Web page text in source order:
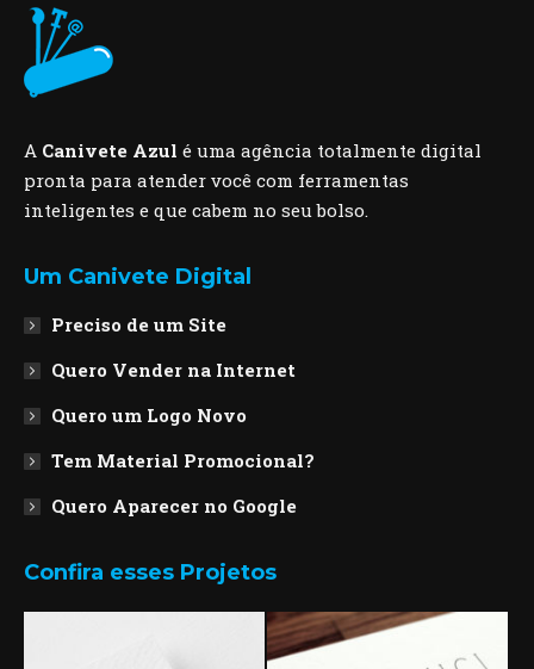
A Canivete Azul é uma agência totalmente digital
pronta para atender você com ferramentas
inteligentes e que cabem no seu bolso.
Um Canivete Digital
Preciso de um Site
Quero Vender na Internet
Quero um Logo Novo
Tem Material Promocional?
Quero Aparecer no Google
Confira esses Projetos